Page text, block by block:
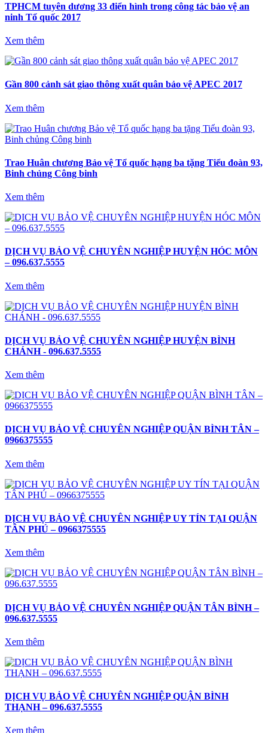
TPHCM tuyên dương 33 điển hình trong công tác bảo vệ an
ninh Tổ quốc 2017
Xem thêm
Gần 800 cảnh sát giao thông xuất quân bảo vệ APEC 2017
Xem thêm
Trao Huân chương Bảo vệ Tổ quốc hạng ba tặng Tiểu đoàn 93,
Binh chủng Công binh
Xem thêm
DỊCH VỤ BẢO VỆ CHUYÊN NGHIỆP HUYỆN HÓC MÔN
– 096.637.5555
Xem thêm
DỊCH VỤ BẢO VỆ CHUYÊN NGHIỆP HUYỆN BÌNH
CHÁNH - 096.637.5555
Xem thêm
DỊCH VỤ BẢO VỆ CHUYÊN NGHIỆP QUẬN BÌNH TÂN –
0966375555
Xem thêm
DỊCH VỤ BẢO VỆ CHUYÊN NGHIỆP UY TÍN TẠI QUẬN
TÂN PHÚ – 0966375555
Xem thêm
DỊCH VỤ BẢO VỆ CHUYÊN NGHIỆP QUẬN TÂN BÌNH –
096.637.5555
Xem thêm
DỊCH VỤ BẢO VỆ CHUYÊN NGHIỆP QUẬN BÌNH
THẠNH – 096.637.5555
Xem thêm